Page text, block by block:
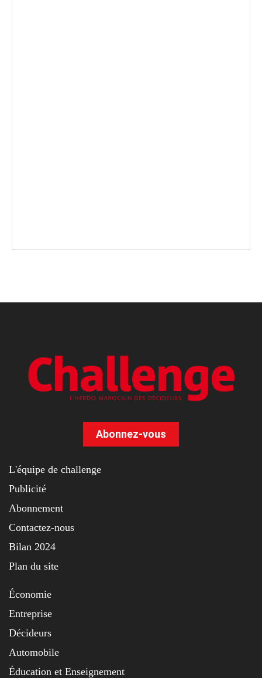
Abonnez-vous
L'équipe de challenge
Publicité
Abonnement
Contactez-nous
Bilan 2024
Plan du site
Économie
Entreprise
Décideurs
Automobile
Éducation et Enseignement